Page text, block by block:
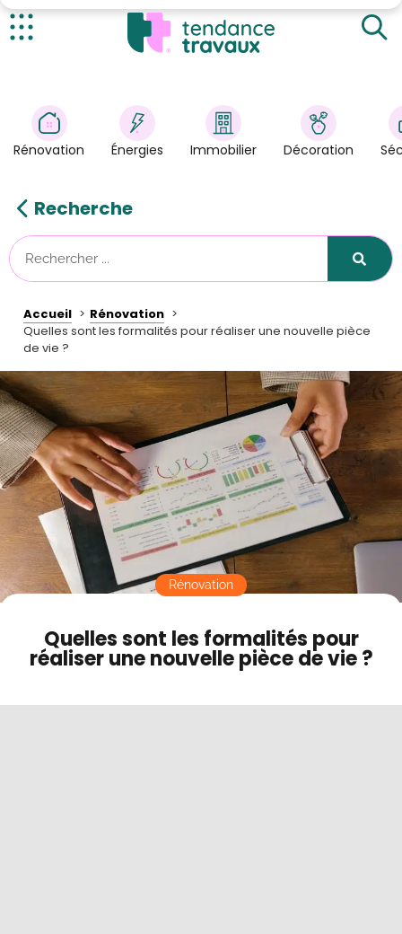
Énergies
Immobilier
Astuces/DIY
Tendance Travaux
Kit partenaire
À propos
Contact
Mode sombre
Rénovation Énergies Immobilier Décoration
Recherche
Accueil
Rénovation
Quelles sont les formalités pour réaliser une nouvelle pièce
de vie ?
Aménagement de garage ou de combles
Extension ou Surélévation
Quelles sont les formalités pour
réaliser une nouvelle pièce de vie ?
Rénovation